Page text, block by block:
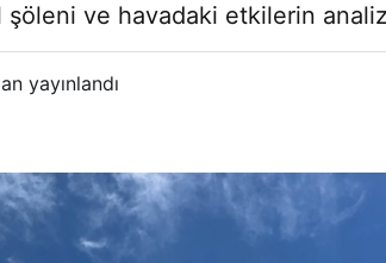
şöleni ve havadaki etkilerin
yayınlandı